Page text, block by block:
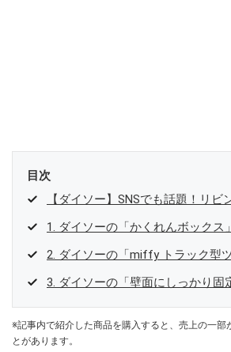
目次
【ダイソー】SNSでも話題！リビ
1. ダイソーの「かくれんボックス」
2. ダイソーの「miffy トラック型
3. ダイソーの「壁面にしっかり固
※記事内で紹介した商品を購入すると、売上の一部
とがあります。